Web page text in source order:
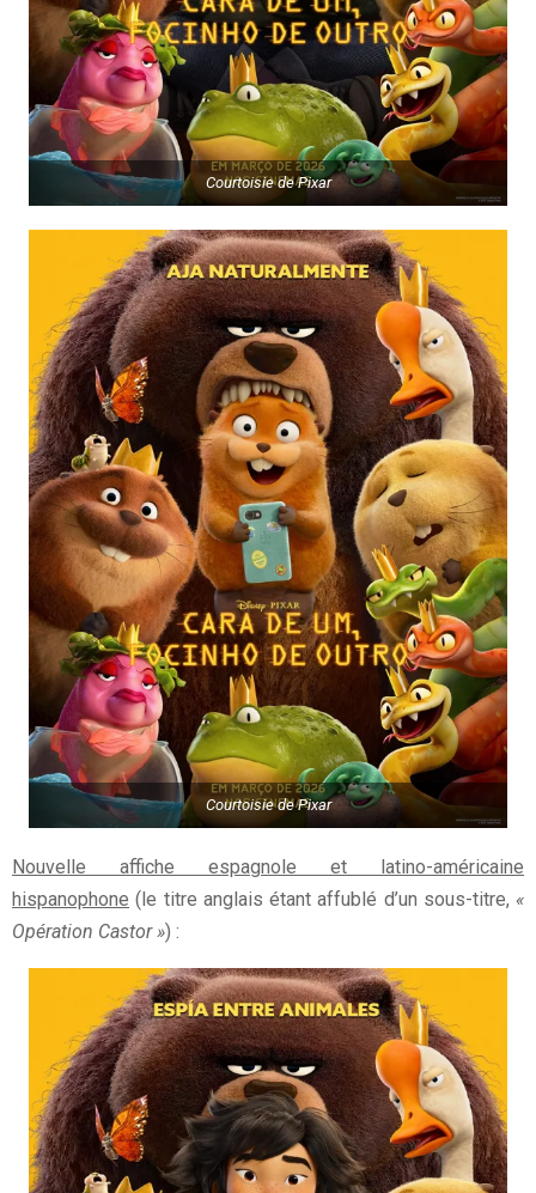
Courtoisie de Pixar
Courtoisie de Pixar
Nouvelle affiche espagnole et latino-américaine
hispanophone (le titre anglais étant affublé d’un sous-titre, «
Opération Castor ») :